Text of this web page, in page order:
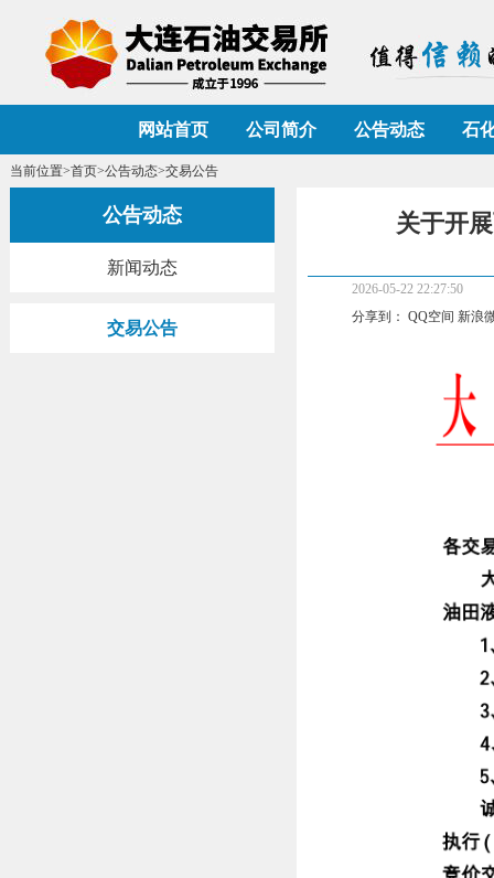
网站首页 公司简介 公告动态 石
当前位置>首页>公告动态>交易公告
公告动态
新闻动态
交易公告
关于开
2026-05-22 22:27:50
分享到： QQ空间 新浪